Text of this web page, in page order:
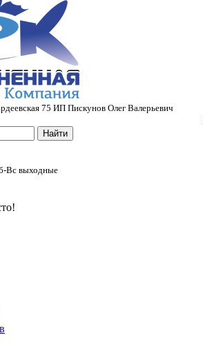
75 ИП Пискунов Олег Валерьевич
Найти
Вс выходные